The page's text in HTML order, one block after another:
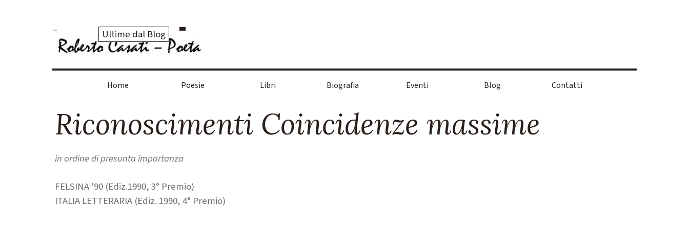
Ultime dal Blog
Salta menù
Home Poesie ▼
Libri ▼
Biografia Eventi Blog Contatti
Riconoscimenti Coincidenze massime
in ordine di presunta importanza
FELSINA '90 (Ediz.1990, 3° Premio)
ITALIA LETTERARIA (Ediz. 1990, 4° Premio)